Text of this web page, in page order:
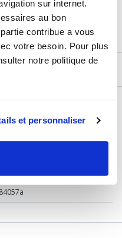
sur internet.
au bon
contribue a vous
votre besoin. Pour plus
notre politique de
et personnaliser